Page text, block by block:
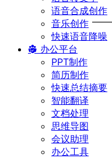
语音合成创作
音乐创作
快速语音降噪
办公平台
PPT制作
简历制作
快速总结摘要
智能翻译
文档处理
思维导图
会议助理
办公工具